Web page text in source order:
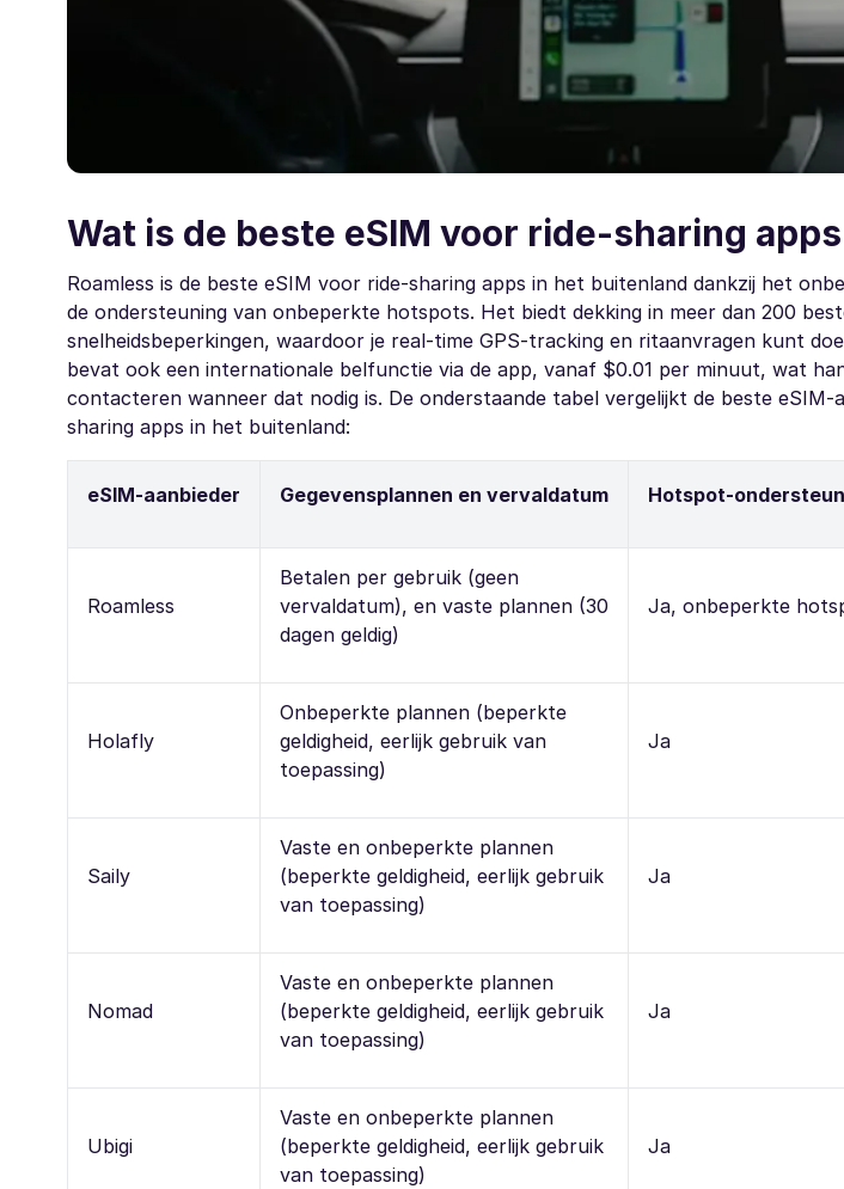
Wat is de beste eSIM voor ride-sharing
Roamless is de beste eSIM voor ride-sharing apps in het buitenland dankzij het
de ondersteuning van onbeperkte hotspots. Het biedt dekking in meer dan 200
snelheidsbeperkingen, waardoor je real-time GPS-tracking en ritaanvragen kunt
bevat ook een internationale belfunctie via de app, vanaf $0.01 per minuut, wat
contacteren wanneer dat nodig is. De onderstaande tabel vergelijkt de beste
sharing apps in het buitenland:
eSIM-aanbieder Gegevensplannen en vervaldatum Hotspot-
Roamless
Betalen per gebruik (geen
vervaldatum), en vaste plannen (30
dagen geldig)
Ja, onbeperkte
Holafly
Onbeperkte plannen (beperkte
geldigheid, eerlijk gebruik van
toepassing)
Ja
Saily
Vaste en onbeperkte plannen
(beperkte geldigheid, eerlijk gebruik
van toepassing)
Ja
Nomad
Vaste en onbeperkte plannen
(beperkte geldigheid, eerlijk gebruik
van toepassing)
Ja
Ubigi
Vaste en onbeperkte plannen
(beperkte geldigheid, eerlijk gebruik
van toepassing)
Ja